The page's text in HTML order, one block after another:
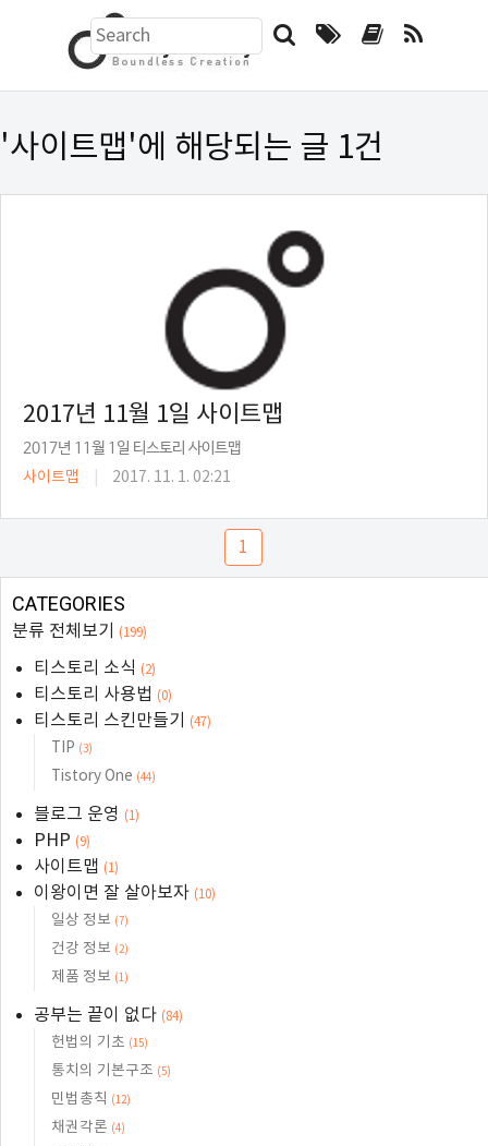
검
하
폼
'사이트맵'에 해당되는 글 1건
2017년 11월 1일 사이트맵
2017년 11월 1일 티스토리 사이트맵
사이트맵
2017. 11. 1. 02:21
1
CATEGORIES
분류 전체보기 (199)
티스토리 소식 (2)
티스토리 사용법 (0)
티스토리 스킨만들기 (47)
TIP (3)
Tistory One (44)
블로그 운영 (1)
PHP (9)
사이트맵 (1)
이왕이면 잘 살아보자 (10)
일상 정보 (7)
건강 정보 (2)
제품 정보 (1)
공부는 끝이 없다 (84)
헌법의 기초 (15)
통치의 기본구조 (5)
민법총칙 (12)
채권각론 (4)